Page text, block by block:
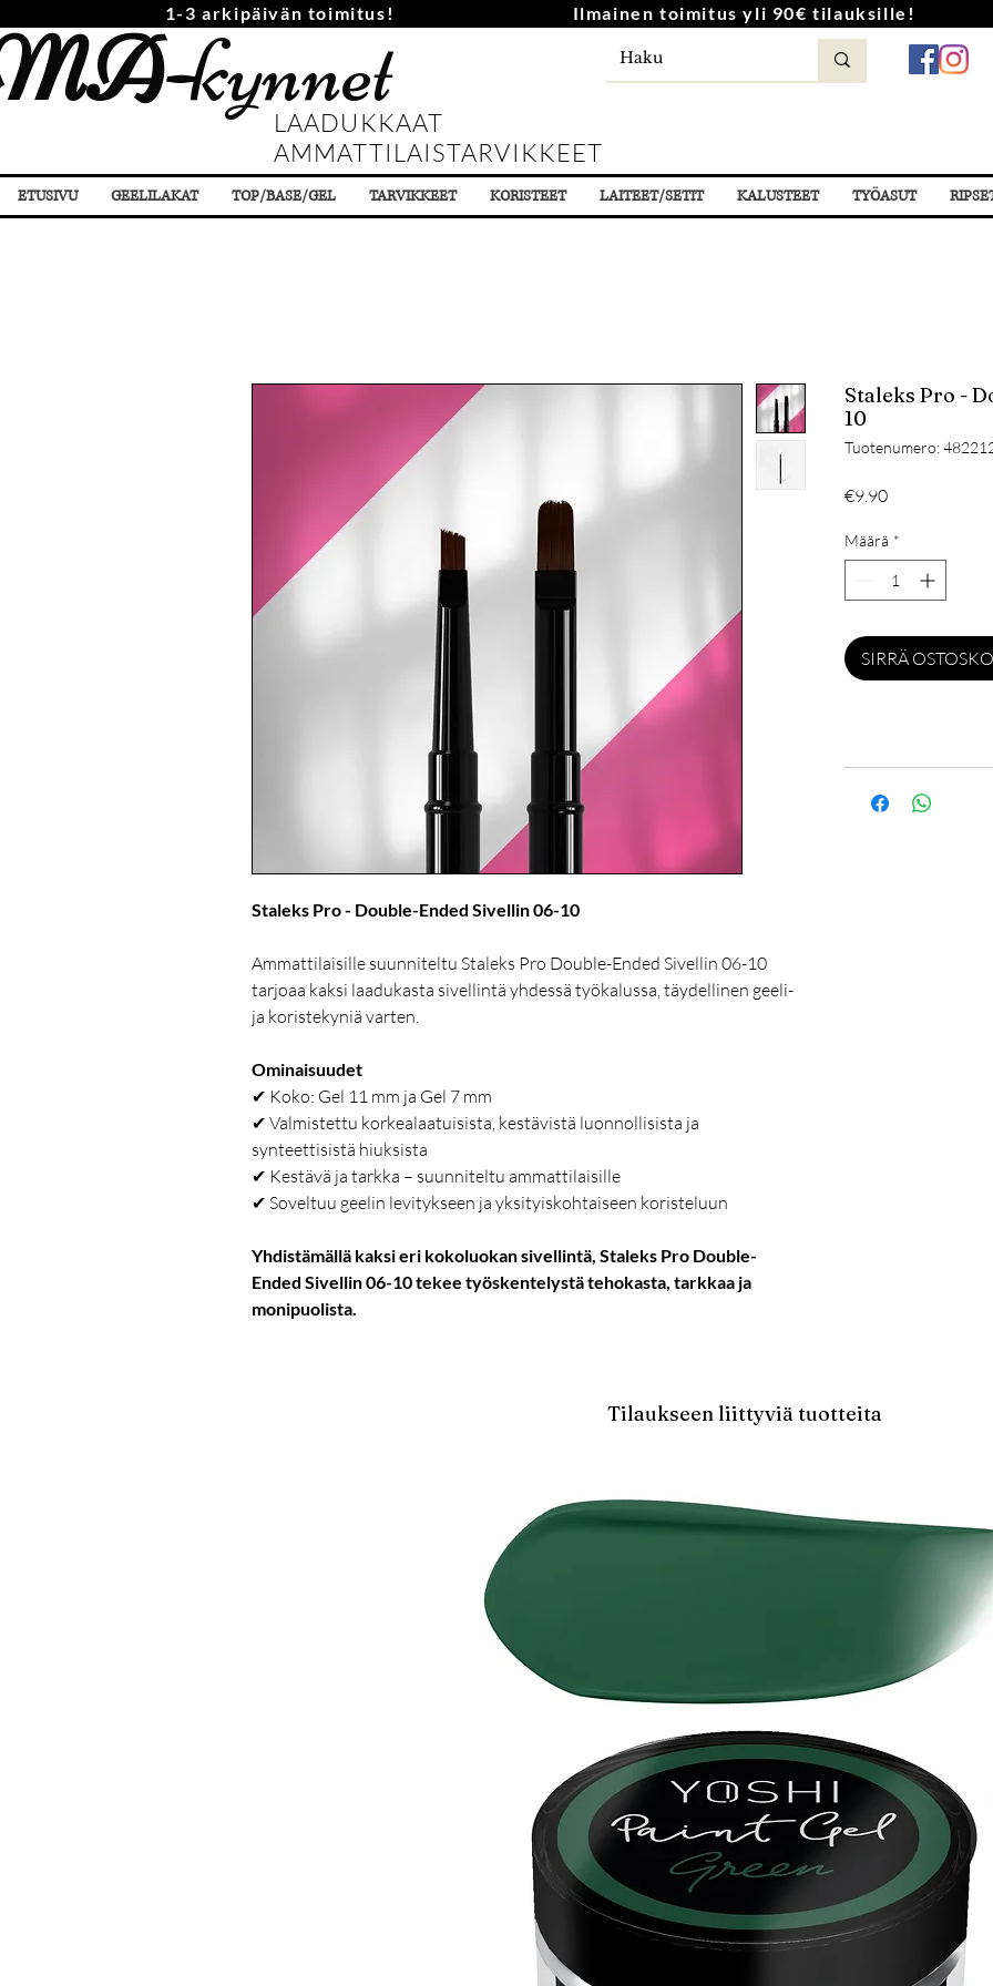
1-3 arkipäivän toimitus! Ilmainen toimitus yli 90€ tilauksille!
kynnet
LAADUKKAAT
AMMATTILAISTARVIKKEET
ETUSIVU GEELILAKAT TOP/BASE/GEL TARVIKKEET KORISTEET LAITEET/SETIT KALUSTEET TYÖASUT
Staleks Pro - Double-Ended Sivellin 06-10
Ammattilaisille suunniteltu Staleks Pro Double-Ended Sivellin 06-10
tarjoaa kaksi laadukasta sivellintä yhdessä työkalussa, täydellinen geeli-
ja koristekyniä varten.
Ominaisuudet
✔ Koko: Gel 11 mm ja Gel 7 mm
✔ Valmistettu korkealaatuisista, kestävistä luonnollisista ja
synteettisistä hiuksista
✔ Kestävä ja tarkka – suunniteltu ammattilaisille
✔ Soveltuu geelin levitykseen ja yksityiskohtaiseen koristeluun
Yhdistämällä kaksi eri kokoluokan sivellintä, Staleks Pro Double-
Ended Sivellin 06-10 tekee työskentelystä tehokasta, tarkkaa ja
monipuolista.
Staleks Pro -
10
Tuotenumero:
€9.90Hinta
Määrä *
SIRRÄ
Tilaukseen liittyviä tuotteita